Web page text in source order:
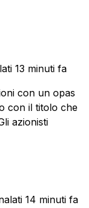
13 minuti fa
con un opas
con il titolo che
azionisti
14 minuti fa